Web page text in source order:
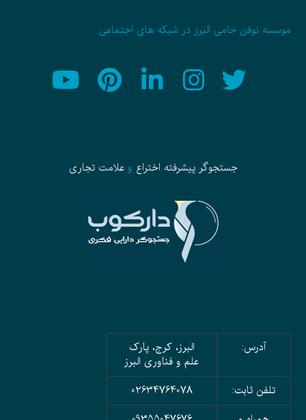
موسسه نوفن حامی البرز در شبکه های اجتماعی
جستجوگر پیشرفته اختراع وعلامت تجاری
آدرس:
البرز، کرج، پارک
علم و فناوری البرز
تلفن ثابت:
02634764078